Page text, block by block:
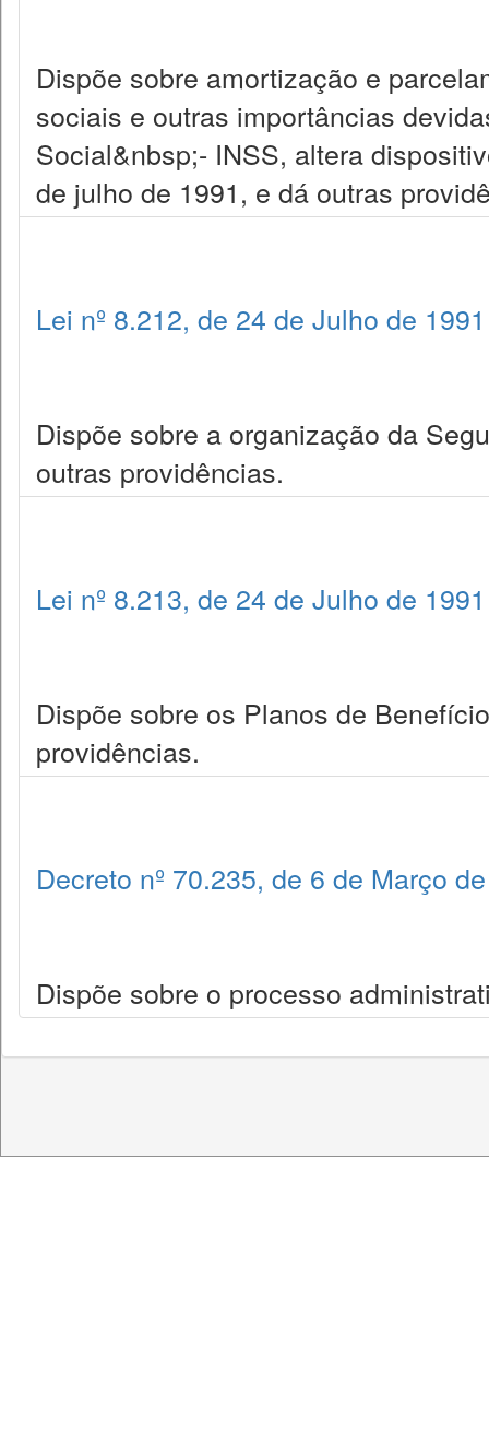
Dispõe sobre amortização e
sociais e outras importâncias
Social&nbsp;- INSS, altera
de julho de 1991, e dá outras
Lei nº 8.212, de 24 de Julho de 1991
Dispõe sobre a organização da
outras providências.
Lei nº 8.213, de 24 de Julho de 1991
Dispõe sobre os Planos de
providências.
Decreto nº 70.235, de 6 de Março
Dispõe sobre o processo